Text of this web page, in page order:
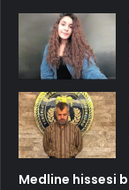
Medline hissesi